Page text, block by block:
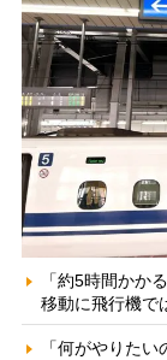
「約5時間かか
移動に飛行機で
「何がやりた